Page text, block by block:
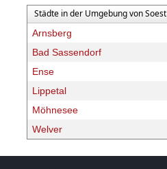
Städte in der Umgebung von Soest
Arnsberg
Bad Sassendorf
Ense
Lippetal
Möhnesee
Welver